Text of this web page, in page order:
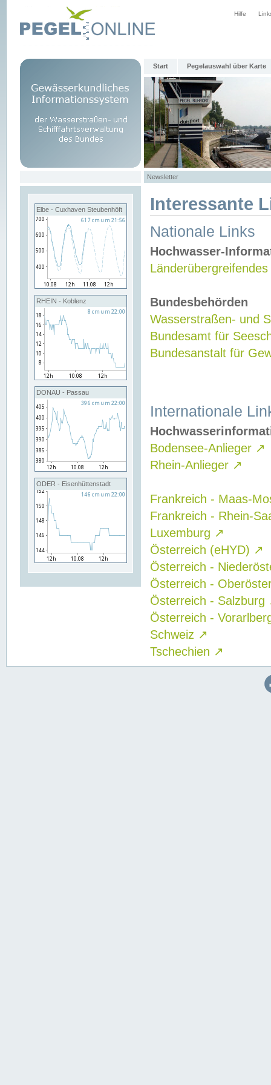
Hilfe
Start Pegelauswahl über Karte
Newsletter
Elbe - Cuxhaven Steubenhöft
RHEIN - Koblenz
DONAU - Passau
ODER - Eisenhüttenstadt
Interessante
Nationale Links
Hochwasser-
Bundesbehörden
Wasserstraßen- und
Bundesamt für
Bundesanstalt für
Internationale
Bodensee-Anlieger ↗
Rhein-Anlieger ↗
Frankreich - Maas-
Frankreich - Rhein-
Luxemburg ↗
Österreich (eHYD) ↗
Österreich -
Österreich -
Österreich - Salzburg
Österreich -
Schweiz ↗
Tschechien ↗